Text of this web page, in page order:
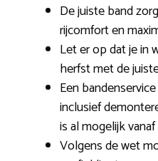
De juiste band
rijcomfort en
Let er op dat je in
herfst met de
Een
inclusief
is al mogelijk
Volgens de wet